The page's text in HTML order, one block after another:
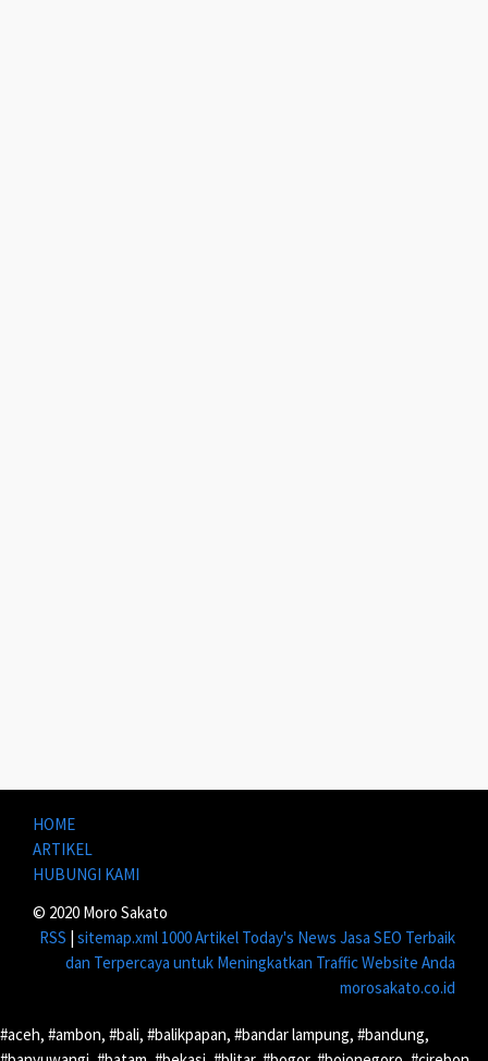
HOME
ARTIKEL
HUBUNGI KAMI
© 2020 Moro Sakato
RSS | sitemap.xml 1000 Artikel Today's News Jasa SEO Terbaik
dan Terpercaya untuk Meningkatkan Traffic Website Anda
morosakato.co.id
#aceh, #ambon, #bali, #balikpapan, #bandar lampung, #bandung,